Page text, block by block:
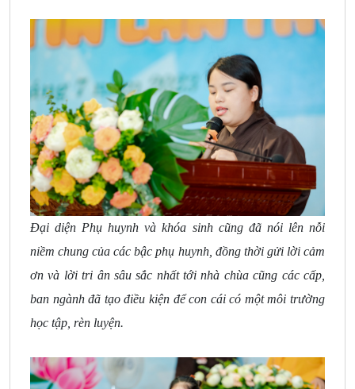
Đại diện Phụ huynh và khóa sinh cũng đã nói lên nỗi
niềm chung của các bậc phụ huynh, đồng thời gửi lời cảm
ơn và lời tri ân sâu sắc nhất tới nhà chùa cũng các cấp,
ban ngành đã tạo điều kiện để con cái có một môi trường
học tập, rèn luyện.